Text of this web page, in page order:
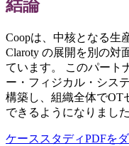
結論
Coopは、中核となる生
Claroty の展開を別の対
ています。 このパート
ー・フィジカル・シス
構築し、組織全体でOT
できるようになりました
ケーススタディPDFを